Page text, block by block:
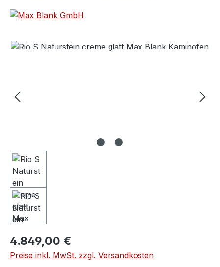
Bildergalerie überspringen
Regulärer Preis:
4.849,00 €
Preise inkl. MwSt. zzgl. Versandkosten